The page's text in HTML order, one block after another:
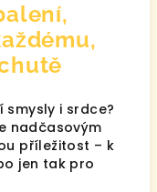
i srdce?
nadčasovým
příležitost – k
jen tak pro